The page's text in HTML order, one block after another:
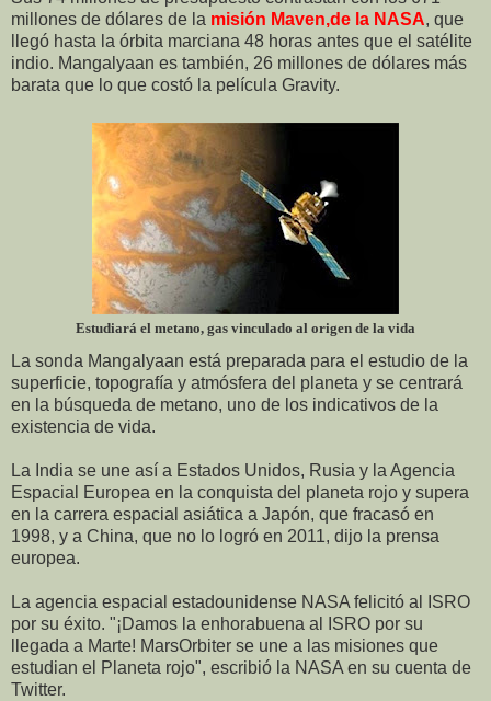
millones de dólares de la misión Maven,de la NASA, que
llegó hasta la órbita marciana 48 horas antes que el satélite
indio. Mangalyaan es también, 26 millones de dólares más
barata que lo que costó la película Gravity.
Estudiará el metano, gas vinculado al origen de la vida
La sonda Mangalyaan está preparada para el estudio de la
superficie, topografía y atmósfera del planeta y se centrará
en la búsqueda de metano, uno de los indicativos de la
existencia de vida.
La India se une así a Estados Unidos, Rusia y la Agencia
Espacial Europea en la conquista del planeta rojo y supera
en la carrera espacial asiática a Japón, que fracasó en
1998, y a China, que no lo logró en 2011, dijo la prensa
europea.
La agencia espacial estadounidense NASA felicitó al ISRO
por su éxito. "¡Damos la enhorabuena al ISRO por su
llegada a Marte! MarsOrbiter se une a las misiones que
estudian el Planeta rojo", escribió la NASA en su cuenta de
Twitter.